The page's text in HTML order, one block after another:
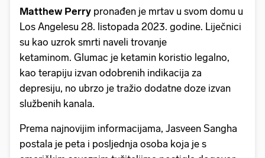
Matthew Perry pronađen je mrtav u svom domu u
Los Angelesu 28. listopada 2023. godine. Liječnici
su kao uzrok smrti naveli trovanje
ketaminom. Glumac je ketamin koristio legalno,
kao terapiju izvan odobrenih indikacija za
depresiju, no ubrzo je tražio dodatne doze izvan
službenih kanala.
Prema najnovijim informacijama, Jasveen Sangha
postala je peta i posljednja osoba koja je s